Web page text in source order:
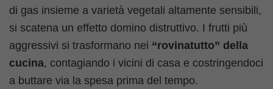
di gas insieme a varietà vegetali altamente sensibili,
si scatena un effetto domino distruttivo. I frutti più
aggressivi si trasformano nei “rovinatutto” della
cucina, contagiando i vicini di casa e costringendoci
a buttare via la spesa prima del tempo.